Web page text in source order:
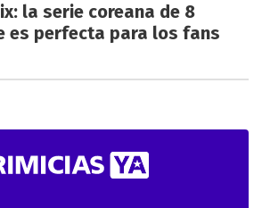
la serie coreana de 8
es perfecta para los fans